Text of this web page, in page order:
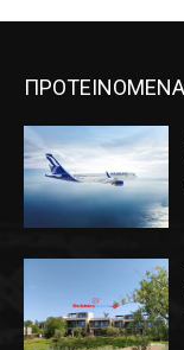
ΠΡΟΤΕΙΝΟΜΕΝΑ